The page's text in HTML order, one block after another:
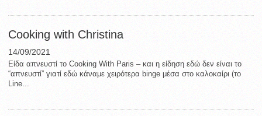
Cooking with Christina
14/09/2021
Είδα απνευστί το Cooking With Paris – και η είδηση εδώ δεν είναι το
“απνευστί” γιατί εδώ κάναμε χειρότερα binge μέσα στο καλοκαίρι (το
Line...